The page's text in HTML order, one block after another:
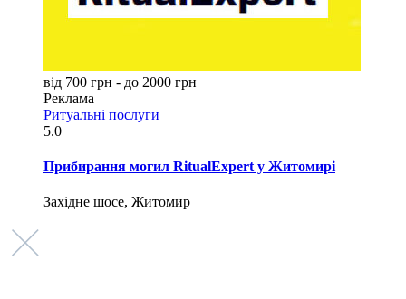
від 700 грн - до 2000 грн
Реклама
Ритуальні послуги
5.0
Прибирання могил RitualExpert у Житомирі
Західне шосе, Житомир